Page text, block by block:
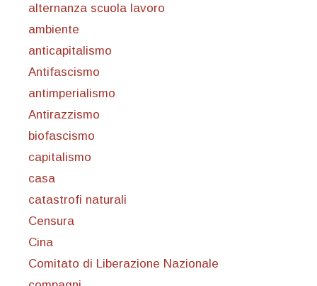
alternanza scuola lavoro
ambiente
anticapitalismo
Antifascismo
antimperialismo
Antirazzismo
biofascismo
capitalismo
casa
catastrofi naturali
Censura
Cina
Comitato di Liberazione Nazionale